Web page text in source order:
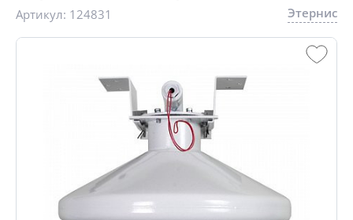
Артикул: 124831 Этернис